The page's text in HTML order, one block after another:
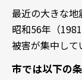
最近の大きな地
昭和56年（
被害が集中して
市では以下の